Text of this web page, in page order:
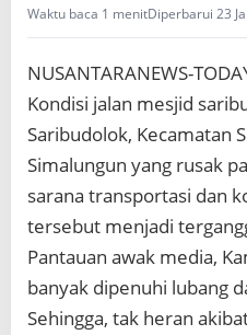
a
a
i
k
Waktu baca 1 menitDiperbarui 23
NUSANTARANEWS-
Kondisi jalan mesjid
Saribudolok, Kecamatan
Simalungun yang rusak
sarana transportasi dan
tersebut menjadi
Pantauan awak media,
banyak dipenuhi lubang
Sehingga, tak heran